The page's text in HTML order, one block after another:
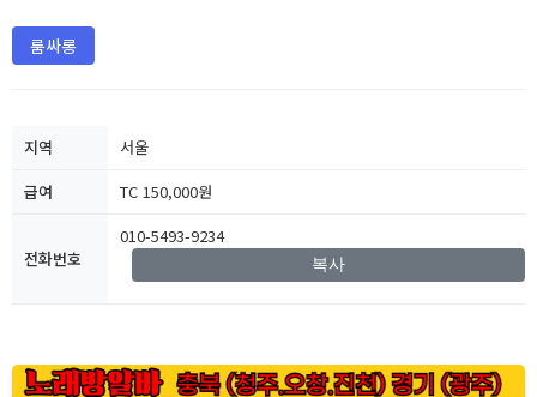
룸싸롱
지역
서울
급여
TC 150,000원
전화번호
010-5493-9234
복사